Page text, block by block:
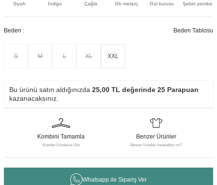
Siyah İndigo Çağla Gb melanj Gül kurusu Şeker pembe
Beden : Beden Tablosu
S M L XL XXL
Bu ürünü satın aldığınızda 25,00 TL değerinde 25 Parapuan
kazanacaksınız.
Kombini Tamamla
Kombin Ürünlerini Gör
Benzer Ürünler
Benzer Ürünleri İncelediniz mi?
Whatsapp ile Sipariş Ver